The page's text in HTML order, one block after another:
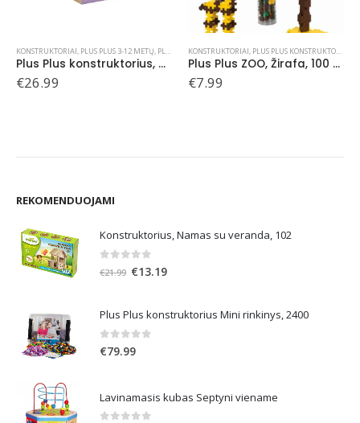
KONSTRUKTORIAI, PLUS PLUS KONSTRUKTORIAI PLUS PLUS PLASTIKINĖJE PAKUOTĖJE
Plus Plus ZOO, Žirafa, 100 det.
€7.99
KONSTRUKTORIAI, PLUS PLUS KONSTRUKTORIAI
Plus Plus konstruktorius ZOO, Dramblys, 100 det.
€7.99
REKOMENDUOJAMI
Konstruktorius, Namas su veranda, 102
out of 5
€21.99 Original
€21.99.
€13.19Current
€13.19.
Plus Plus konstruktorius Mini rinkinys, 2400
0out of 5
€79.99
Lavinamasis kubas Septyni viename